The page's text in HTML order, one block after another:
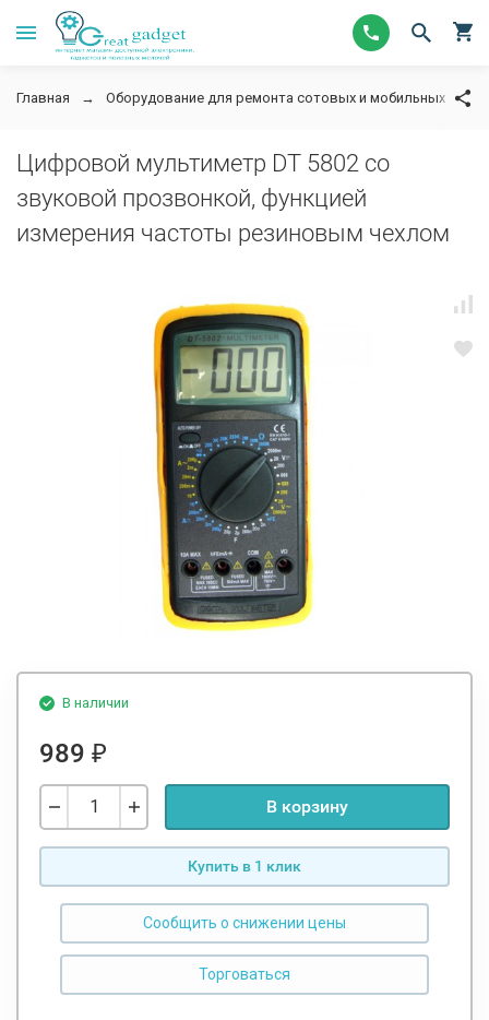
Главная Оборудование для ремонта сотовых и мобильных
Цифровой мультиметр DT 5802 со
звуковой прозвонкой, функцией
измерения частоты резиновым чехлом
В наличии
989 ₽
В корзину
Купить в 1 клик
Сообщить о снижении цены